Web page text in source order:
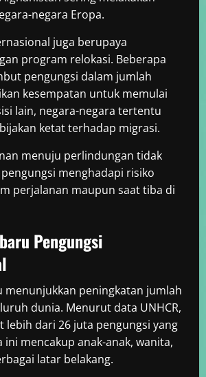
negara Eropa.
juga berupaya
program relokasi. Beberapa
pengungsi dalam jumlah
kesempatan untuk memulai
lain, negara-negara tertentu
ketat terhadap migrasi.
menuju perlindungan tidak
menghadapi risiko
perjalanan maupun saat tiba di
Pengungsi
menunjukkan peningkatan jumlah
dunia. Menurut data UNHCR,
lebih dari 26 juta pengungsi yang
mencakup anak-anak, wanita,
latar belakang.